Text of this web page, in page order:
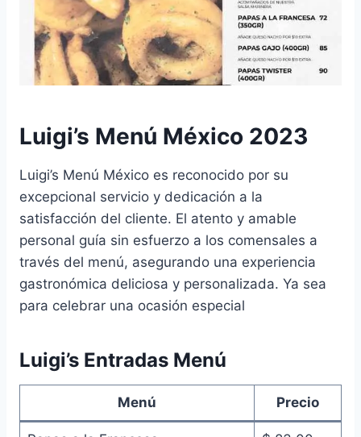
Luigi’s Menú México 2023
Luigi’s Menú México es reconocido por su
excepcional servicio y dedicación a la
satisfacción del cliente. El atento y amable
personal guía sin esfuerzo a los comensales a
través del menú, asegurando una experiencia
gastronómica deliciosa y personalizada. Ya sea
para celebrar una ocasión especial
Luigi’s Entradas Menú
Menú Precio